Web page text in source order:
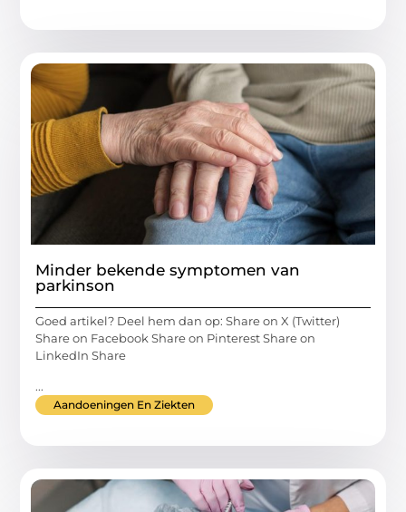
Minder bekende symptomen van
parkinson
Goed artikel? Deel hem dan op: Share on X (Twitter)
Share on Facebook Share on Pinterest Share on
LinkedIn Share
...
Aandoeningen En Ziekten